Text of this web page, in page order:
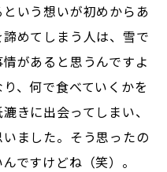
いう想いが初めからあ
めてしまう人は、雪で
があると思うんですよ
、何で食べていくかを
きに出会ってしまい、
いました。そう思ったの
ですけどね（笑）。